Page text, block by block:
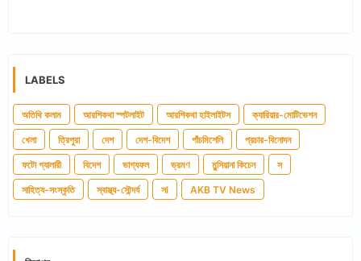
LABELS
অতিথি কলাম আরশিকথা স্পটলাইট আরশিকথা হাইলাইটস ক্যারিয়ার-মোটিভেশন
খেলা ত্রিপুরা দেশ দেশ-বিদেশ পাঁচমিশেলি প্রচার-বিনোদন
ফটো গ্যালারী বিদেশ ভাগ্যফল ভ্রমণ মুন্সিয়ানা কিচেন স
সাহিত্য-সংস্কৃতি স্বাস্থ্য-সৌন্দর্য সl AKB TV News